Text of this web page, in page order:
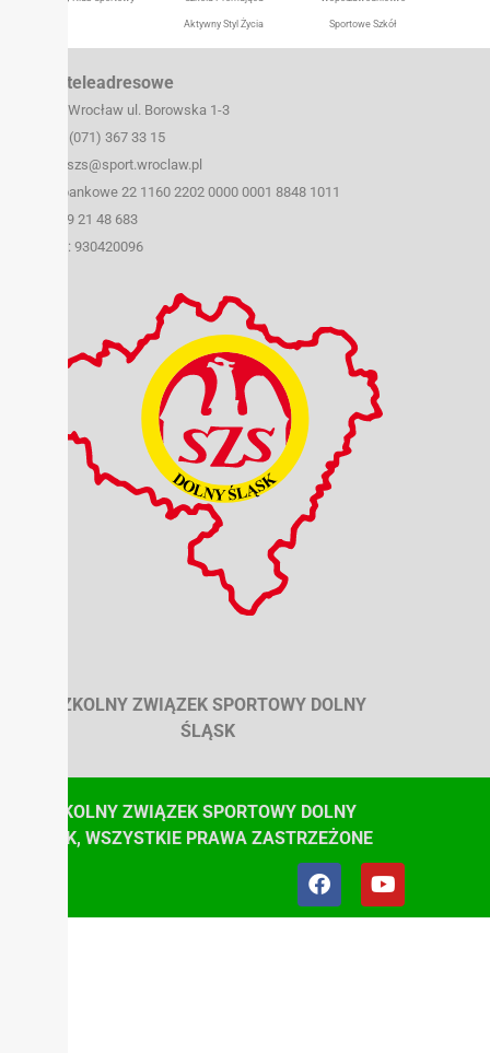
Aktywny Styl Życia Sportowe Szkół
Dane teleadresowe
50-259 Wrocław ul. Borowska 1-3
tel./fax (071) 367 33 15
e-mail: szs@sport.wroclaw.pl
Konto bankowe 22 1160 2202 0000 0001 8848 1011
NIP: 899 21 48 683
REGON: 930420096
SZKOLNY ZWIĄZEK SPORTOWY DOLNY
ŚLĄSK
© SZKOLNY ZWIĄZEK SPORTOWY DOLNY
ŚLĄSK, WSZYSTKIE PRAWA ZASTRZEŻONE